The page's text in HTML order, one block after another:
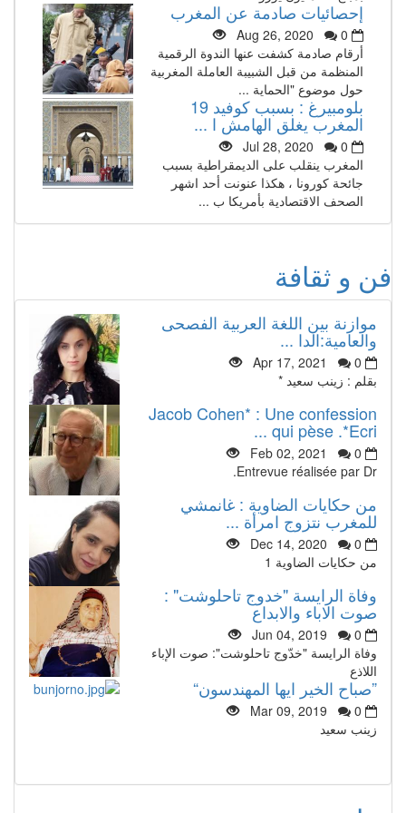
إحصائيات صادمة عن المغرب
Aug 26, 2020
0
أرقام صادمة كشفت عنها الندوة الرقمية
المنظمة من قبل الشبيبة العاملة المغربية
حول موضوع "الحماية ...
بلومبيرغ : بسبب كوفيد 19
المغرب يغلق الهامش ا ...
Jul 28, 2020
0
المغرب ينقلب على الديمقراطية بسبب
جائحة كورونا ، هكذا عنونت أحد اشهر
الصحف الاقتصادية بأمريكا ب ...
فن و ثقافة
موازنة بين اللغة العربية الفصحى
والعامية:الدا ...
Apr 17, 2021
0
بقلم : زينب سعيد *
Jacob Cohen* : Une confession
qui pèse .*Ecri ...
Feb 02, 2021
0
Entrevue réalisée par Dr.
من حكايات الضاوية : غانمشي
للمغرب نتزوج امرأة ...
Dec 14, 2020
0
من حكايات الضاوية 1
وفاة الرايسة "خدوج تاحلوشت" :
صوت الاباء والابداع
Jun 04, 2019
0
وفاة الرايسة "خدّوج تاحلوشت": صوت الإباء
اللاذع
”صباح الخير ايها المهندسون“
Mar 09, 2019
0
زينب سعيد